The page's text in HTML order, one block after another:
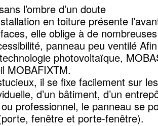
l’ombre d’un doute
en toiture présente
elle oblige à de
panneau peu ventilé
photovoltaïque,
MOBAFIXTM.
il se fixe facilement sur
d’un bâtiment, d’un
professionnel, le panneau se
fenêtre et porte-fenêtre).